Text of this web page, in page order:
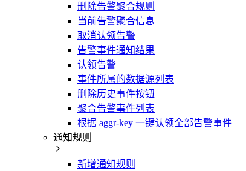
删除告警聚合规则
当前告警聚合信息
取消认领告警
告警事件通知结果
认领告警
事件所属的数据源列表
删除历史事件按钮
聚合告警事件列表
根据 aggr-key 一键认领全部告警事件
通知规则
新增通知规则